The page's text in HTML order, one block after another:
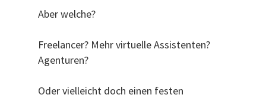
Aber welche?
Freelancer? Mehr virtuelle Assistenten?
Agenturen?
Oder vielleicht doch einen festen